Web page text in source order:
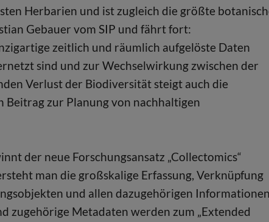
Herbarien und ist zugleich die größte
Gebauer vom SIP und fährt fort:
zeitlich und räumlich aufgelöste Daten
sind und zur Wechselwirkung zwischen der
Verlust der Biodiversität steigt auch die
Beitrag zur Planung von nachhaltigen
der neue Forschungsansatz „Collectomics“
man die großskalige Erfassung, Verknüpfung
und allen dazugehörigen Informationen
zugehörige Metadaten werden zum „Extended